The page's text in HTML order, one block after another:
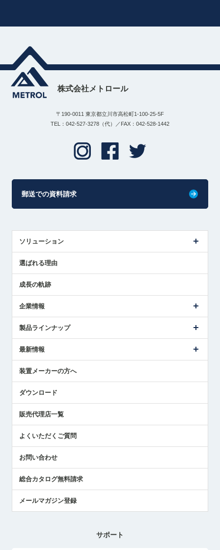
株式会社メトロール
〒190-0011 東京都立川市高松町1-100-25-5F
TEL：042-527-3278（代）／FAX：042-528-1442
郵送での資料請求
ソリューション
解決策提案
選ばれる理由
成長の軌跡
企業情報
ごあいさつ
受賞履歴
採用情報
国/地域/言語
製品ラインナップ
ツールセッタ製品
エアマイクロセンサ製品
最新情報
メトロールの技術
社員ブログ
中小企業のBCP地震対策
センサのテクニカルガイド
社長ブログ
装置メーカーの方へ
ダウンロード
販売代理店一覧
よくいただくご質問
お問い合わせ
総合カタログ無料請求
メールマガジン登録
サポート